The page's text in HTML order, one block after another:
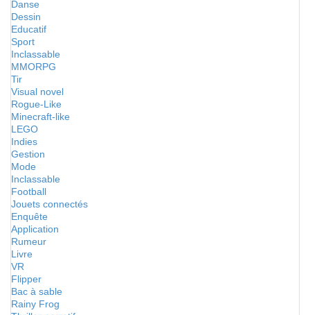
Danse
Dessin
Educatif
Sport
Inclassable
MMORPG
Tir
Visual novel
Rogue-Like
Minecraft-like
LEGO
Indies
Gestion
Mode
Inclassable
Football
Jouets connectés
Enquête
Application
Rumeur
Livre
VR
Flipper
Bac à sable
Rainy Frog